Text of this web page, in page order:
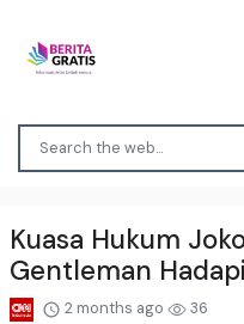
Kuasa Hukum
Gentleman
2 months ago 36